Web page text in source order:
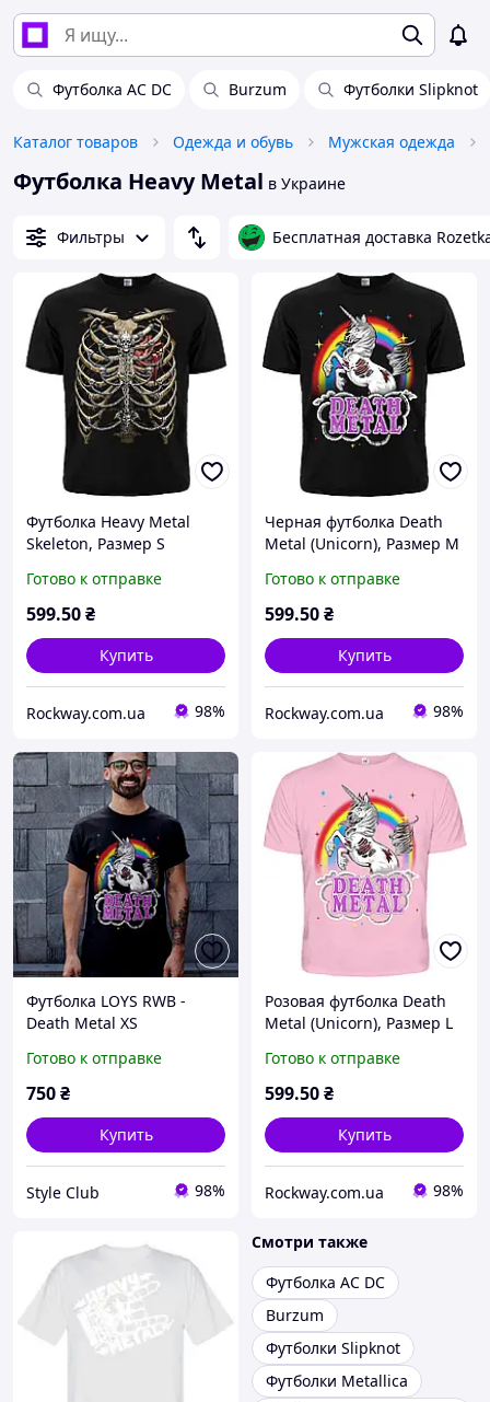
Футболка AC DC Burzum Футболки Slipknot
Каталог товаров Одежда и обувь Мужская одежда
Футболка Heavy Metal в Украине
Фильтры Бесплатная доставка
Футболка Heavy Metal
Skeleton, Размер S
Готово к отправке
599.50₴
Купить
Rockway.com.ua 98%
Черная футболка Death
Metal (Unicorn), Размер M
Готово к отправке
599.50₴
Купить
Rockway.com.ua 98%
Футболка LOYS RWB -
Death Metal XS
Готово к отправке
750₴
Купить
Style Club 98%
Розовая футболка Death
Metal (Unicorn), Размер L
Готово к отправке
599.50₴
Купить
Rockway.com.ua 98%
Смотри также
Футболка AC DC
Burzum
Футболки Slipknot
Футболки Metallica